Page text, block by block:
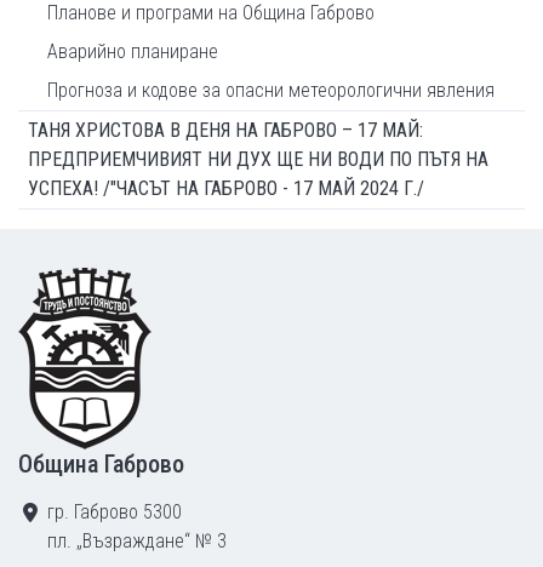
Планове и програми на Община Габрово
Аварийно планиране
Прогноза и кодове за опасни метеорологични явления
ТАНЯ ХРИСТОВА В ДЕНЯ НА ГАБРОВО – 17 МАЙ:
ПРЕДПРИЕМЧИВИЯТ НИ ДУХ ЩЕ НИ ВОДИ ПО ПЪТЯ НА
УСПЕХА! /"ЧАСЪТ НА ГАБРОВО - 17 МАЙ 2024 Г./
Footer
Община Габрово
гр. Габрово 5300
пл. „Възраждане“ № 3